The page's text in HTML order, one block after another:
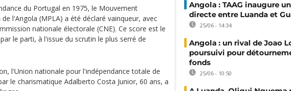
du Portugal en 1975, le Mouvement
l'Angola (MPLA) a été déclaré vainqueur, avec
nationale électorale (CNE). Ce score est le
le parti, à l'issue du scrutin le plus serré de
l'Union nationale pour l'indépendance totale de
le charismatique Adalberto Costa Junior, 60 ans, a
Angola : TAAG inaugure
directe entre Luanda et
25/06 - 14:34
Angola : un rival de Joao
poursuivi pour
fonds
25/06 - 10:50